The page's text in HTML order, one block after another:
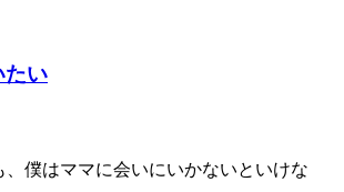
たい
、僕はママに会いにいかないといけな